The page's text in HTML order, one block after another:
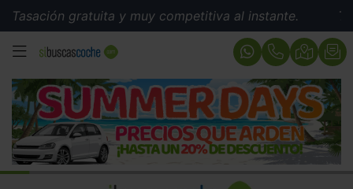
gratuita y muy competitiva al instante.
MENÚ